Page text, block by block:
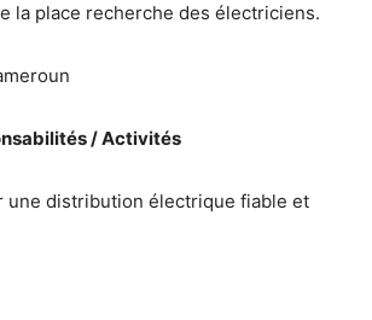
la place recherche des électriciens.
/ Activités
une distribution électrique fiable et